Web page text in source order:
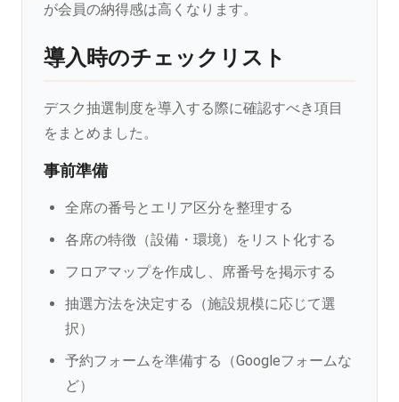
が会員の納得感は高くなります。
導入時のチェックリスト
デスク抽選制度を導入する際に確認すべき項目
をまとめました。
事前準備
全席の番号とエリア区分を整理する
各席の特徴（設備・環境）をリスト化する
フロアマップを作成し、席番号を掲示する
抽選方法を決定する（施設規模に応じて選
択）
予約フォームを準備する（Googleフォームな
ど）